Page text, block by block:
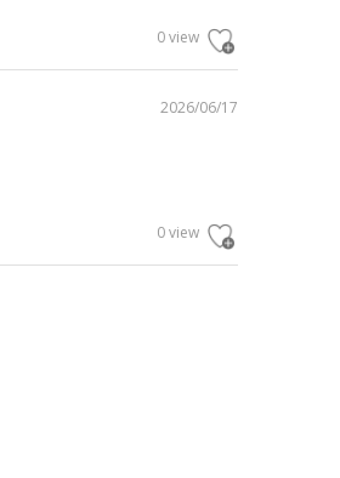
0 view
2026/06/17
0 view